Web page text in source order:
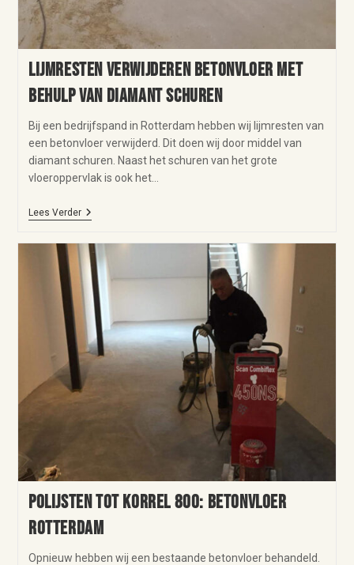
Lijmresten verwijderen betonvloer met
behulp van diamant schuren
Bij een bedrijfspand in Rotterdam hebben wij lijmresten van
een betonvloer verwijderd. Dit doen wij door middel van
diamant schuren. Naast het schuren van het grote
vloeroppervlak is ook het…
Lees Verder
Polijsten tot korrel 800: betonvloer
Rotterdam
Opnieuw hebben wij een bestaande betonvloer behandeld.